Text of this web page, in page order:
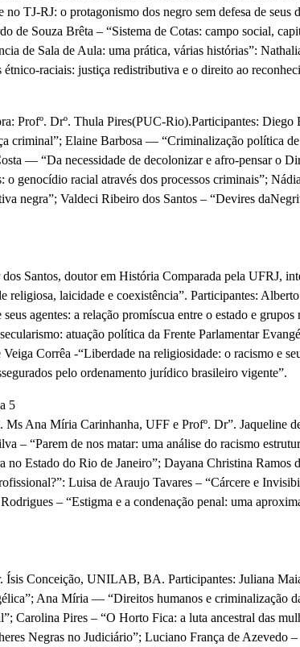
TJ-RJ: o protagonismo dos negro sem defesa de seus
de Souza Brêta – “Sistema de Cotas: campo social,
de Sala de Aula: uma prática, várias histórias”:
raciais: justiça redistributiva e o direito ao
Profº. Drº. Thula Pires(PUC-Rio).Participantes: Diego
criminal”; Elaine Barbosa — “Criminalização política
— “Da necessidade de decolonizar e afro-pensar o
genocídio racial através dos processos criminais”;
negra”; Valdeci Ribeiro dos Santos – “Devires
Santos, doutor em História Comparada pela UFRJ,
laicidade e coexistência”. Participantes:
agentes: a relação promíscua entre o estado e grupos
atuação política da Frente Parlamentar
Corrêa -“Liberdade na religiosidade: o racismo e
pelo ordenamento jurídico brasileiro vigente”.
5
Ana Míria Carinhanha, UFF e Profº. Dr”. Jaqueline
– “Parem de nos matar: uma análise do racismo
Estado do Rio de Janeiro”; Dayana Christina Ramos
Luisa de Araujo Tavares – “Cárcere e
– “Estigma e a condenação penal: uma
Ísis Conceição, UNILAB, BA. Participantes: Juliana
Ana Míria — “Direitos humanos e criminalização
Carolina Pires – “O Horto Fica: a luta ancestral das
Negras no Judiciário”; Luciano França de Azevedo